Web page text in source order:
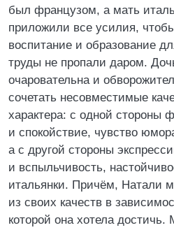
был французом, а мать
приложили все усилия,
воспитание и образование
труды не пропали даром.
очаровательна и
сочетать несовместимые
характера: с одной стороны
и спокойствие, чувство
а с другой стороны
и вспыльчивость,
итальянки. Причём, Натали
из своих качеств в
которой она хотела